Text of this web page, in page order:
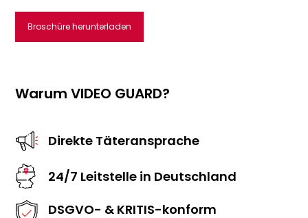
Broschüre herunterladen
Warum VIDEO GUARD?
Direkte Täteransprache
24/7 Leitstelle in Deutschland
DSGVO- & KRITIS-konform